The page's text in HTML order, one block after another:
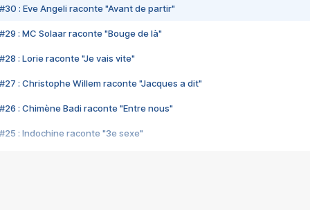
#30 : Eve Angeli raconte "Avant de partir"
#29 : MC Solaar raconte "Bouge de là"
#28 : Lorie raconte "Je vais vite"
#27 : Christophe Willem raconte "Jacques a dit"
#26 : Chimène Badi raconte "Entre nous"
#25 : Indochine raconte "3e sexe"